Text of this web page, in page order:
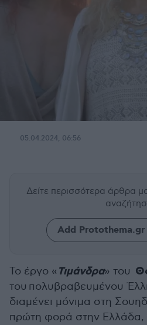
05.04.2024, 06:56
Δείτε περισσότερα άρθρα
Add Protothema.gr
Το έργο « Τιμάνδρα» του
του πολυβραβευμένου
διαμένει μόνιμα στη
πρώτη φορά στην Ελλάδα,